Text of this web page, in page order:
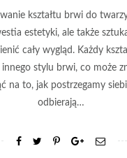
kształtu brwi do
estetyki, ale także
cały wygląd. Każdy
stylu brwi, co może
na to, jak postrzegamy
odbierają…